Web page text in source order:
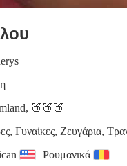
🍑🍑🍑
Γυναίκες, Zευγάρια,
Ρουμανικά